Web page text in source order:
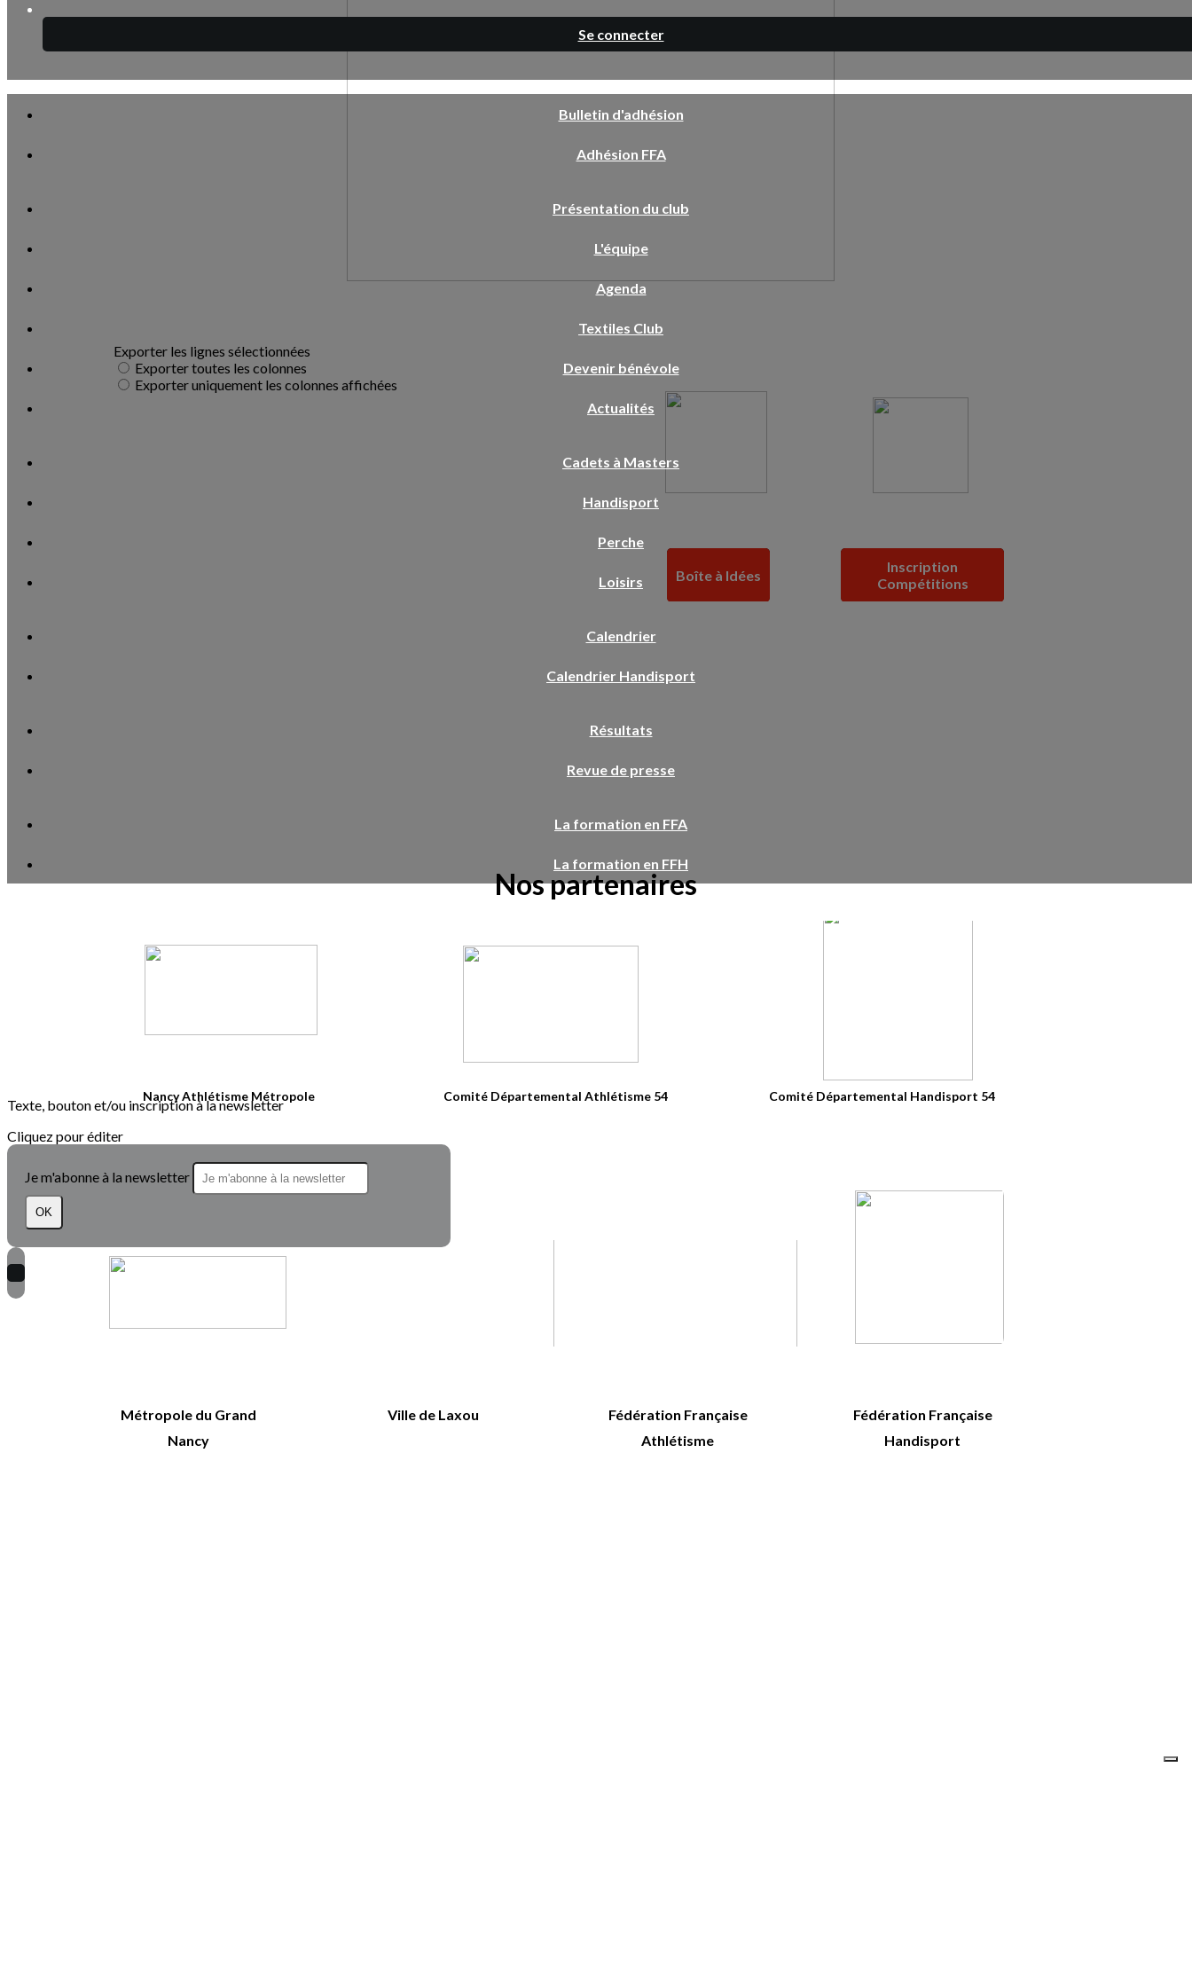
Se connecter
Bulletin d'adhésion
Adhésion FFA
Présentation du club
L'équipe
Agenda
Textiles Club
Devenir bénévole
Actualités
Cadets à Masters
Handisport
Perche
Loisirs
Calendrier
Calendrier Handisport
Résultats
Revue de presse
La formation en FFA
La formation en FFH
Texte, bouton et/ou inscription à la newsletter
Cliquez pour éditer
Je m'abonne à la newsletter
OK
Boîte à Idées
Inscription
Compétitions
Nos partenaires
Nancy Athlétisme Métropole Comité Départemental Athlétisme 54 Comité Départemental Handisport 54
Métropole du Grand
Nancy
Ville de Laxou
Fédération Française
Athlétisme
Fédération Française
Handisport